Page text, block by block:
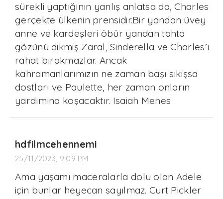
sürekli yaptığının yanlış anlatsa da, Charles
gerçekte ülkenin prensidir.Bir yandan üvey
anne ve kardeşleri öbür yandan tahta
gözünü dikmiş Zaral, Sinderella ve Charles’ı
rahat bırakmazlar. Ancak
kahramanlarımızın ne zaman başı sıkışsa
dostları ve Paulette, her zaman onların
yardımına koşacaktır. Isaiah Menes
hdfilmcehennemi
25/11/2023, 9:09 PM
Ama yaşamı maceralarla dolu olan Adele
için bunlar heyecan sayılmaz. Curt Pickler